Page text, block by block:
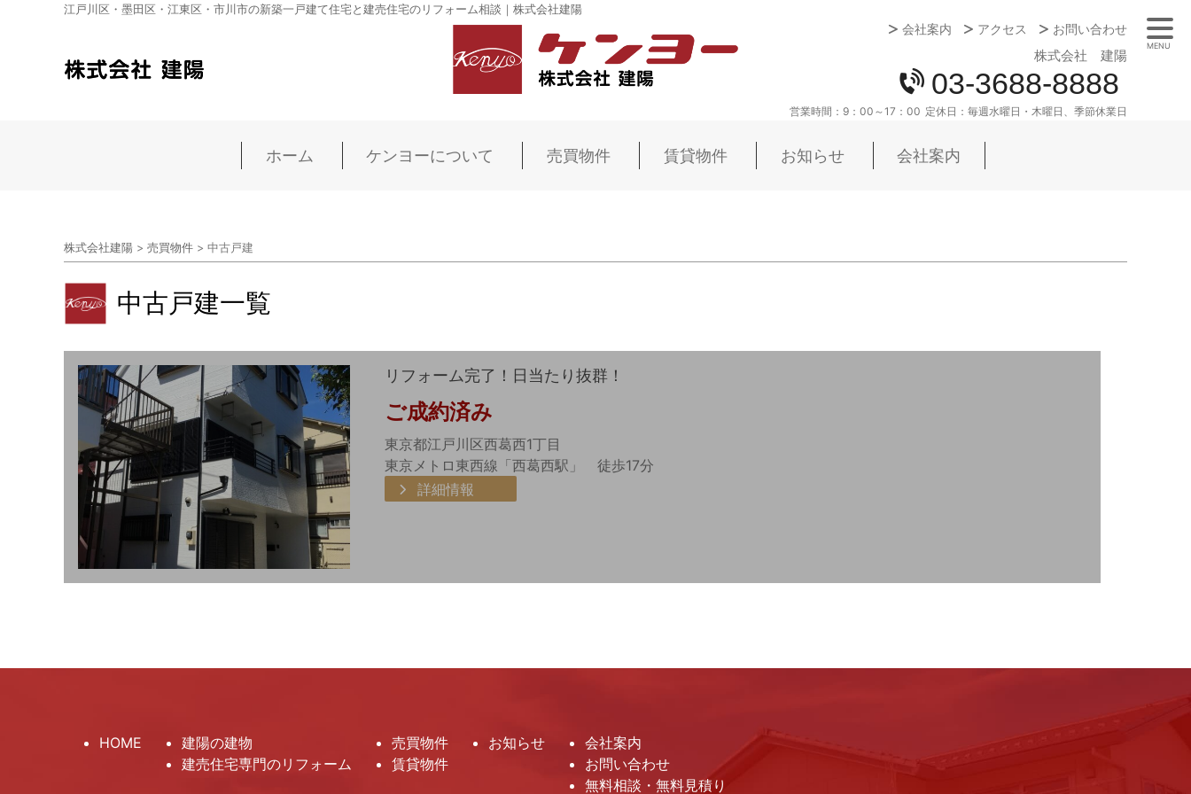
江戸川区・墨田区・江東区・市川市の新築一戸建て住宅と建売住宅のリフォーム相談｜株式会社建陽
会社案内
アクセス お問い合わせ
株式会社 建陽
03-3688-8888
営業時間： 9：00～17：00 定休日： 毎週水曜日・木曜日、季節休業日
ホーム ケンヨーについて 売買物件 賃貸物件 お知らせ 会社案内
株式会社建陽 > 売買物件 > 中古戸建
中古戸建一覧
リフォーム完了！日当たり抜群！
ご成約済み
東京都江戸川区西葛西1丁目
東京メトロ東西線「西葛西駅」 徒歩17分
詳細情報
MENU
HOME
建陽の建物
建売住宅専門のリフォーム
売買物件
賃貸物件
お知らせ
会社案内
お問い合わせ
無料相談・無料見積り